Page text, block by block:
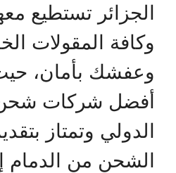
الجزائر تستطيع
وكافة المقولات
وعفشك بأمان، حيث
أفضل شركات
الدولي وتمتاز
الشحن من الدمام